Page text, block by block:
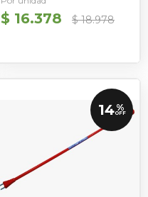
$ 16.378 $ 18.978
14 %
OFF